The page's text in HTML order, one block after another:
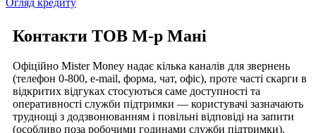
Огляд кредиту
Контакти ТОВ М-р Мані
Офіційно Mister Money надає кілька каналів для звернень
(телефон 0-800, e-mail, форма, чат, офіс), проте часті скарги в
відкритих відгуках стосуються саме доступності та
оперативності служби підтримки — користувачі зазначають
труднощі з додзвонюванням і повільні відповіді на запити
(особливо поза робочими годинами служби підтримки).